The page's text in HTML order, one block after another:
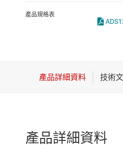
感測器
產品規格表
產品詳細資料